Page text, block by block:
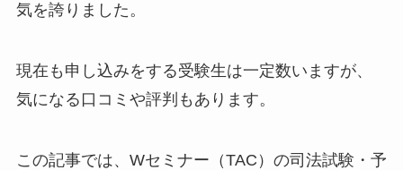
気を誇りました。
現在も申し込みをする受験生は一定数いますが、
気になる口コミや評判もあります。
この記事では、Wセミナー（TAC）の司法試験・予